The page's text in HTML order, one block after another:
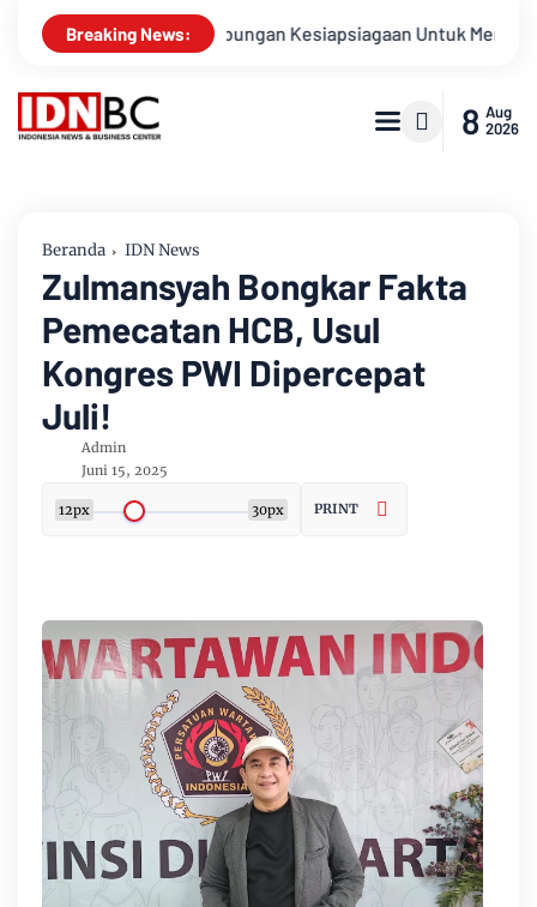
Breaking News:
Apel Gabungan Kesiapsiagaan Untuk Menanggulangi
8 Aug
2026
Beranda IDN News
Zulmansyah Bongkar Fakta
Pemecatan HCB, Usul
Kongres PWI Dipercepat
Juli!
Admin
Juni 15, 2025
12px 30px PRINT